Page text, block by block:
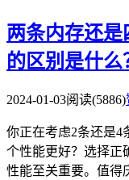
两条内存还是
的区别是什么
2024-01-03阅读(5886)
你正在考虑2条还是4
个性能更好？选择正
性能至关重要。值得